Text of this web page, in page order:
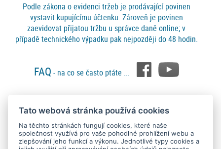
Podle zákona o evidenci tržeb je prodávající povinen
vystavit kupujícímu účtenku. Zároveň je povinen
zaevidovat přijatou tržbu u správce daně online; v
případě technického výpadku pak nejpozději do 48 hodin.
FAQ - na co se často ptáte ...
Platební metody
Tato webová stránka používá cookies
Na těchto stránkách fungují cookies, které naše
společnost využívá pro vaše pohodlné prohlížení webu a
zlepšování jeho funkcí a výkonu. Jednotlivé typy cookies a